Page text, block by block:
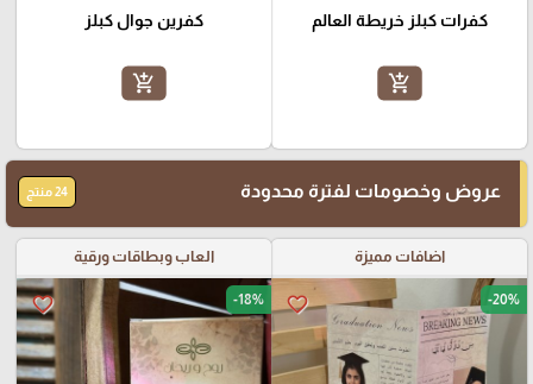
كفرات كبلز خريطة العالم
add_shopping_cart
كفرين جوال كبلز
add_shopping_cart
عروض وخصومات لفترة محدودة 24 منتج
اضافات مميزة
favorite_border -20%
العاب وبطاقات ورقية
favorite_border -18%